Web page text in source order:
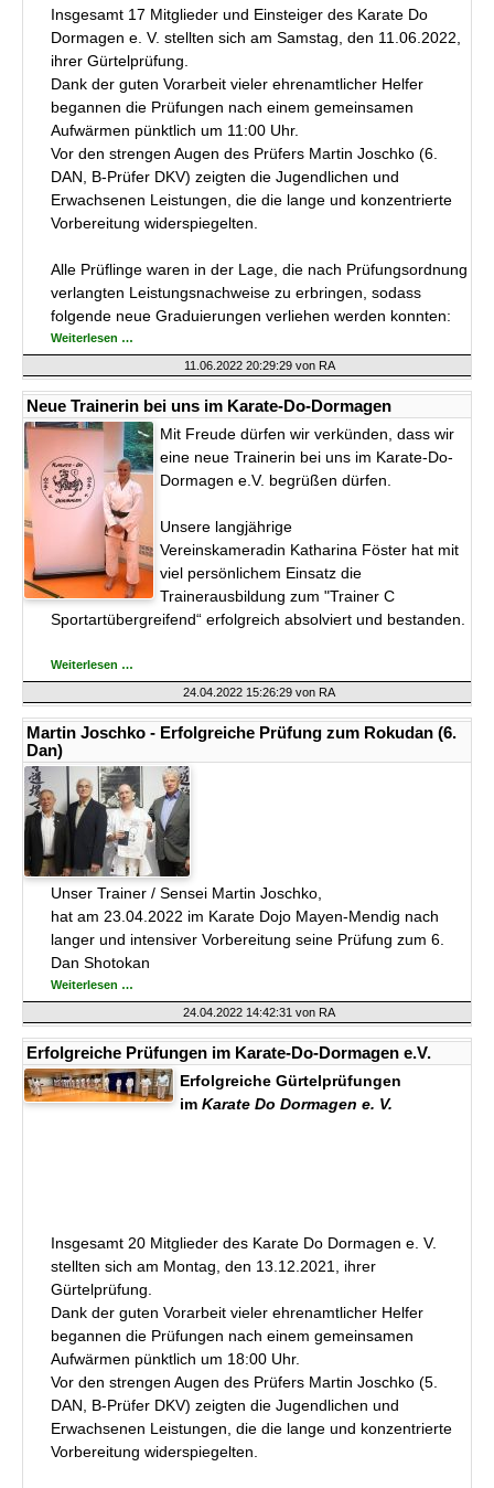
Insgesamt 17 Mitglieder und Einsteiger des Karate Do
Dormagen e. V. stellten sich am Samstag, den 11.06.2022,
ihrer Gürtelprüfung.
Dank der guten Vorarbeit vieler ehrenamtlicher Helfer
begannen die Prüfungen nach einem gemeinsamen
Aufwärmen pünktlich um 11:00 Uhr.
Vor den strengen Augen des Prüfers Martin Joschko (6.
DAN, B-Prüfer DKV) zeigten die Jugendlichen und
Erwachsenen Leistungen, die die lange und konzentrierte
Vorbereitung widerspiegelten.
Alle Prüflinge waren in der Lage, die nach Prüfungsordnung
verlangten Leistungsnachweise zu erbringen, sodass
folgende neue Graduierungen verliehen werden konnten:
Weiterlesen …
im
Karate-
Dormagen
e.V.
11.06.2022 20:29:29von RA
Neue Trainerin bei uns im Karate-Do-Dormagen
Mit Freude dürfen wir verkünden, dass wir
eine neue Trainerin bei uns im Karate-Do-
Dormagen e.V. begrüßen dürfen.
Unsere langjährige
Vereinskameradin Katharina Föster hat mit
viel persönlichem Einsatz die
Trainerausbildung zum "Trainer C
Sportartübergreifend“ erfolgreich absolviert und bestanden.
Weiterlesen …
bei
uns
Karate-
Do-
24.04.2022 15:26:29 von RA
Martin Joschko - Erfolgreiche Prüfung zum Rokudan (6.
Dan)
Unser Trainer / Sensei Martin Joschko,
hat am 23.04.2022 im Karate Dojo Mayen-Mendig nach
langer und intensiver Vorbereitung seine Prüfung zum 6.
Dan Shotokan
Weiterlesen …
-
Erfolgreiche
zum
Rokudan
(6.
Dan)
24.04.2022 14:42:31 von RA
Erfolgreiche Prüfungen im Karate-Do-Dormagen e.V.
Erfolgreiche Gürtelprüfungen
im Karate Do Dormagen e. V.
Insgesamt 20 Mitglieder des Karate Do Dormagen e. V.
stellten sich am Montag, den 13.12.2021, ihrer
Gürtelprüfung.
Dank der guten Vorarbeit vieler ehrenamtlicher Helfer
begannen die Prüfungen nach einem gemeinsamen
Aufwärmen pünktlich um 18:00 Uhr.
Vor den strengen Augen des Prüfers Martin Joschko (5.
DAN, B-Prüfer DKV) zeigten die Jugendlichen und
Erwachsenen Leistungen, die die lange und konzentrierte
Vorbereitung widerspiegelten.